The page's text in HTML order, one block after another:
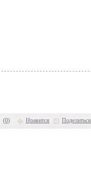
(0) Нравится Поделиться